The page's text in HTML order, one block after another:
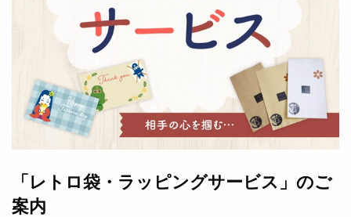
「レトロ袋・ラッピングサービス」のご
案内